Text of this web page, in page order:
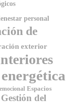
personal
de
exterior
Espacios
Gestión del